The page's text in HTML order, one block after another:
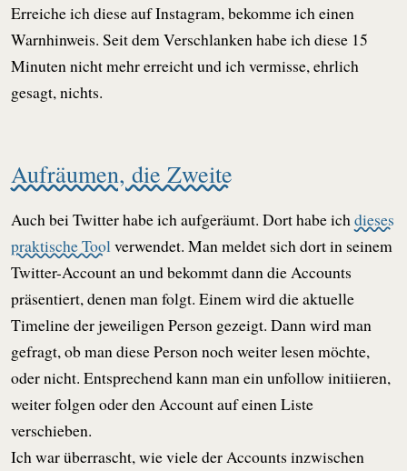
Erreiche ich diese auf Instagram, bekomme ich einen
Warnhinweis. Seit dem Verschlanken habe ich diese 15
Minuten nicht mehr erreicht und ich vermisse, ehrlich
gesagt, nichts.
Aufräumen, die Zweite
Auch bei Twitter habe ich aufgeräumt. Dort habe ichdieses
praktische Toolverwendet. Man meldet sich dort in seinem
Twitter-Account an und bekommt dann die Accounts
präsentiert, denen man folgt. Einem wird die aktuelle
Timeline der jeweiligen Person gezeigt. Dann wird man
gefragt, ob man diese Person noch weiter lesen möchte,
oder nicht. Entsprechend kann man ein unfollow initiieren,
weiter folgen oder den Account auf einen Liste
verschieben.
Ich war überrascht, wie viele der Accounts inzwischen